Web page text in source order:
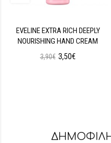
EVELINE EXTRA RICH DEEPLY
NOURISHING HAND CREAM
3,90€ 3,50€